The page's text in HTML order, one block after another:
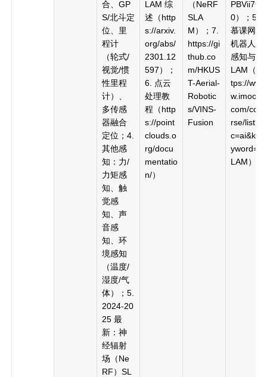
合、GP
S/北斗定
位、里
程计
（轮式/
视觉/惯
性里程
计）、
多传感
器融合
定位；4.
其他感
知：力/
力矩感
知、触
觉感
知、声
音感
知、环
境感知
（温度/
湿度/气
体）；5.
2024-20
25 最
新：神
经辐射
场（Ne
RF）SL
LAM 综
述（http
s://arxiv.
org/abs/
2301.12
597）；
6. 点云
处理教
程（http
s://point
clouds.o
rg/docu
mentatio
n/）
（NeRF
SLA
M）；7.
https://gi
thub.co
m/HKUS
T-Aerial-
Robotic
s/VINS-
Fusion
PBVii7Ct
0）；5.
慕课网
机器人
感知与S
LAM（ht
tps://ww
w.imooc.
com/cou
rse/list?
c=ai&ke
yword=S
LAM）